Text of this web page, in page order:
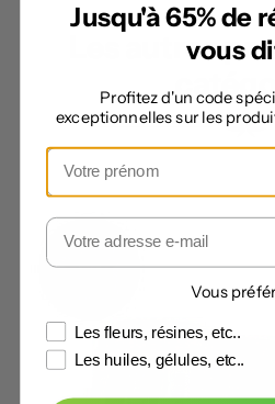
Les autres
Jusqu'à 65% de
vous
Profitez d'un code
exceptionnelles sur les
Vous
Les fleurs, résines, etc..
Les huiles, gélules, etc..